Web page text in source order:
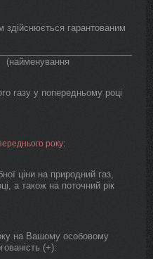
здійснюється гарантованим
газу у попередньому році
року:
ціни на природний газ,
а також на поточний рік
на Вашому особовому
(+):